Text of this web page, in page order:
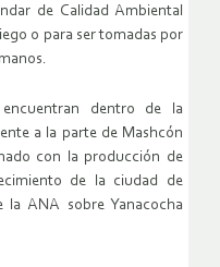
de Calidad Ambiental
o para ser tomadas por
encuentran dentro de la
a la parte de Mashcón
con la producción de
de la ciudad de
la ANA sobre Yanacocha